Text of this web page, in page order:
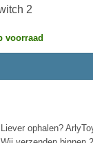
2
voorraad
Liever ophalen?